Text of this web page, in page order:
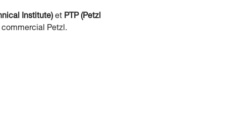
Institute) et PTP (Petzl
Petzl.